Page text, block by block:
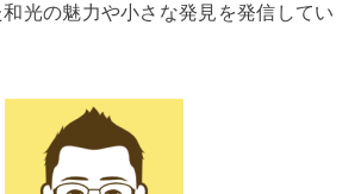
光の魅力や小さな発見を発信してい